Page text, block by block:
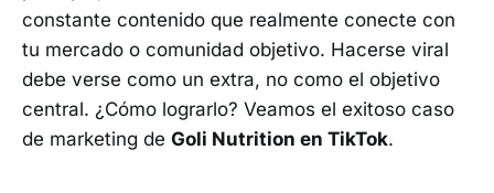
constante contenido que realmente conecte con
tu mercado o comunidad objetivo. Hacerse viral
debe verse como un extra, no como el objetivo
central. ¿Cómo lograrlo? Veamos el exitoso caso
de marketing de Goli Nutrition en TikTok.